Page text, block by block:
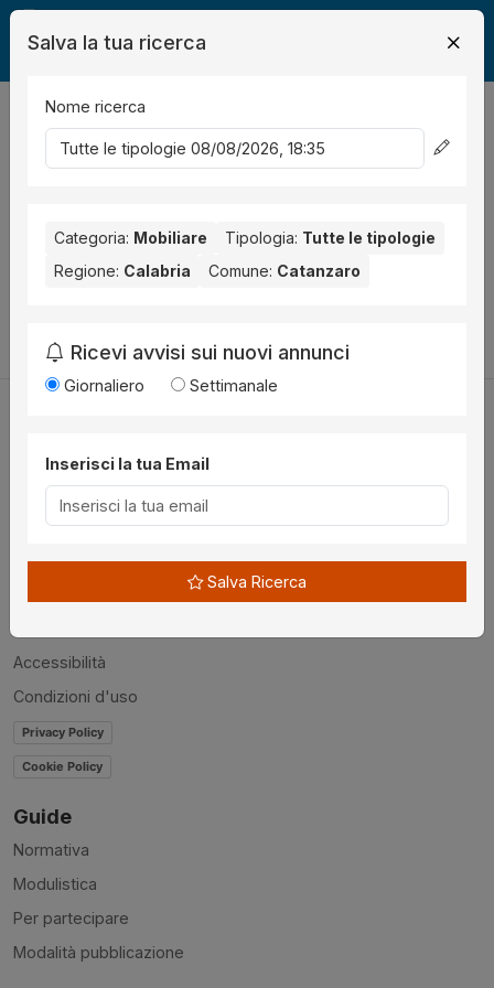
Legalmente Mobili
risultati Ordina per
Nessun risultato per la Provincia selezionata: Catanzaro
Prova a modificare i parametri di ricerca:
Utilità
Chi siamo
Disclaimer
Accessibilità
Condizioni d'uso
Privacy Policy
Cookie Policy
Guide
Normativa
Modulistica
Per partecipare
Modalità pubblicazione
Salva la tua ricerca
Nome ricerca
Categoria: Mobiliare Tipologia: Tutte le tipologie
Regione: Calabria Comune: Catanzaro
Ricevi avvisi sui nuovi annunci
Giornaliero Settimanale
Inserisci la tua Email
Salva Ricerca